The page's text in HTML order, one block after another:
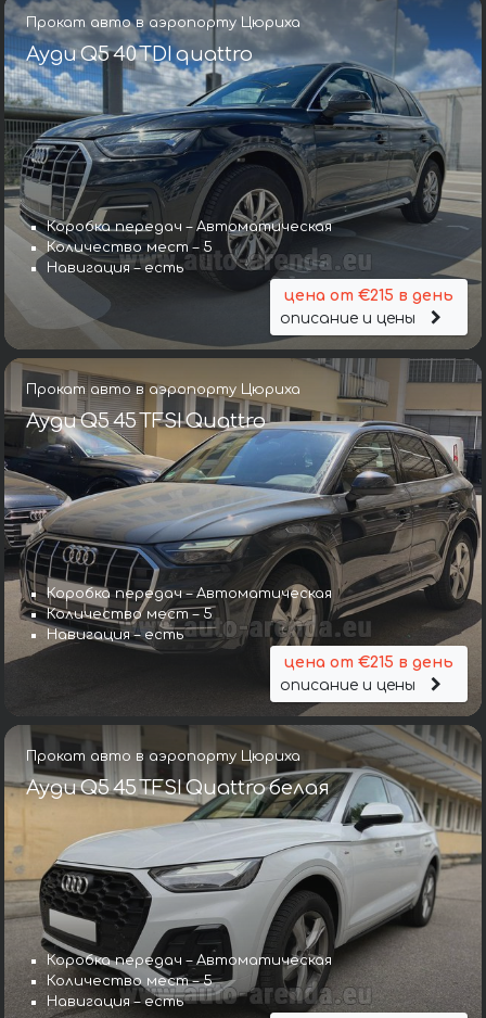
Прокат авто в аэропорту Цюриха
Ауди Q5 40 TDI quattro
Коробка передач – Автоматическая
Количество мест – 5
Навигация – есть
цена от €215 в день
описание и цены
Прокат авто в аэропорту Цюриха
Ауди Q5 45 TFSI Quattro
Коробка передач – Автоматическая
Количество мест – 5
Навигация – есть
цена от €215 в день
описание и цены
Прокат авто в аэропорту Цюриха
Ауди Q5 45 TFSI Quattro белая
Коробка передач – Автоматическая
Количество мест – 5
Навигация – есть